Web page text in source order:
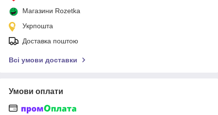
Магазини Rozetka
Укрпошта
Доставка поштою
Всі умови доставки
Умови оплати